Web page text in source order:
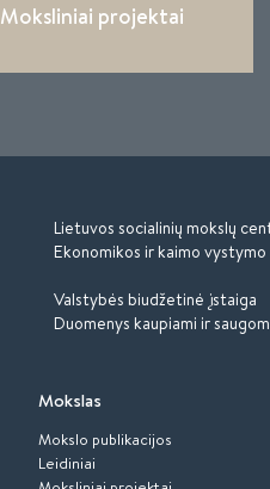
Moksliniai projektai
Lietuvos socialinių mokslų
Ekonomikos ir kaimo
Valstybės biudžetinė įstaiga
Duomenys kaupiami ir
Mokslas
Mokslo publikacijos
Leidiniai